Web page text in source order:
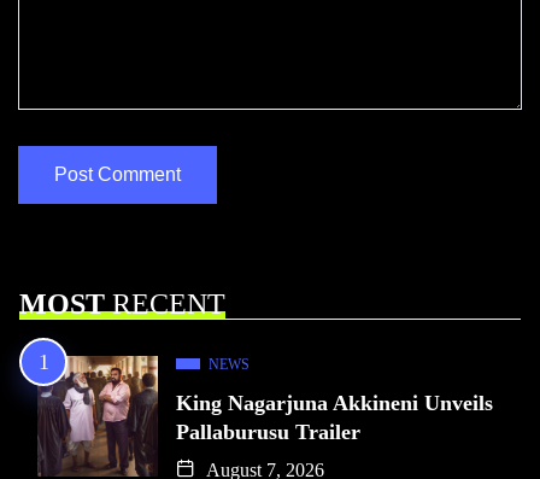
MOSTRECENT
NEWS
King Nagarjuna Akkineni Unveils
Pallaburusu Trailer
August 7, 2026